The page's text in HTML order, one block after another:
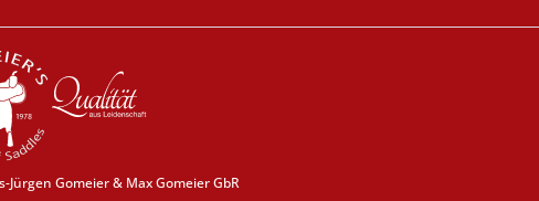
Gomeier & Max Gomeier GbR